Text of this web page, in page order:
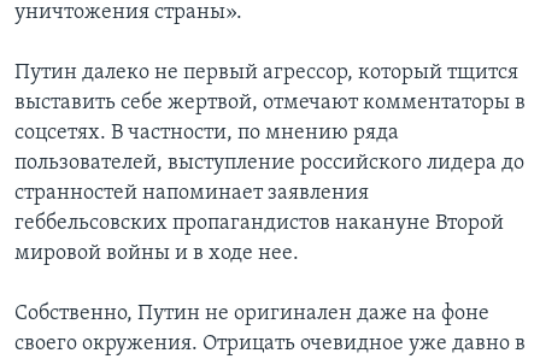
уничтожения страны».
Путин далеко не первый агрессор, который тщится
выставить себе жертвой, отмечают комментаторы в
соцсетях. В частности, по мнению ряда
пользователей, выступление российского лидера до
странностей напоминает заявления
геббельсовских пропагандистов накануне Второй
мировой войны и в ходе нее.
Собственно, Путин не оригинален даже на фоне
своего окружения. Отрицать очевидное уже давно в